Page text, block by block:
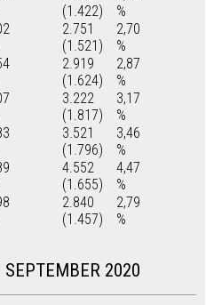
(1.422)
%
2.751
(1.521)
2,70
%
2.919
(1.624)
2,87
%
3.222
(1.817)
3,17
%
3.521
(1.796)
3,46
%
4.552
(1.655)
4,47
%
2.840
(1.457)
2,79
%
SEPTEMBER 2020